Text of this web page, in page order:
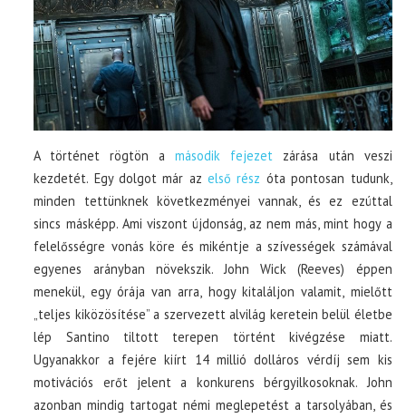
A történet rögtön amásodik fejezet zárása után veszi
kezdetét. Egy dolgot már azelső rész óta pontosan tudunk,
minden tettünknek következményei vannak, és ez ezúttal
sincs másképp. Ami viszont újdonság, az nem más, mint hogy a
felelősségre vonás köre és mikéntje a szívességek számával
egyenes arányban növekszik. John Wick (Reeves) éppen
menekül, egy órája van arra, hogy kitaláljon valamit, mielőtt
„teljes kiközösítése” a szervezett alvilág keretein belül életbe
lép Santino tiltott terepen történt kivégzése miatt.
Ugyanakkor a fejére kiírt 14 millió dolláros vérdíj sem kis
motivációs erőt jelent a konkurens bérgyilkosoknak. John
azonban mindig tartogat némi meglepetést a tarsolyában, és